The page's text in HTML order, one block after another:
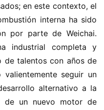
en este contexto, el
interna ha sido
por parte de Weichai.
industrial completa y
de talentos con años de
valientemente seguir un
alternativo a la
de un nuevo motor de